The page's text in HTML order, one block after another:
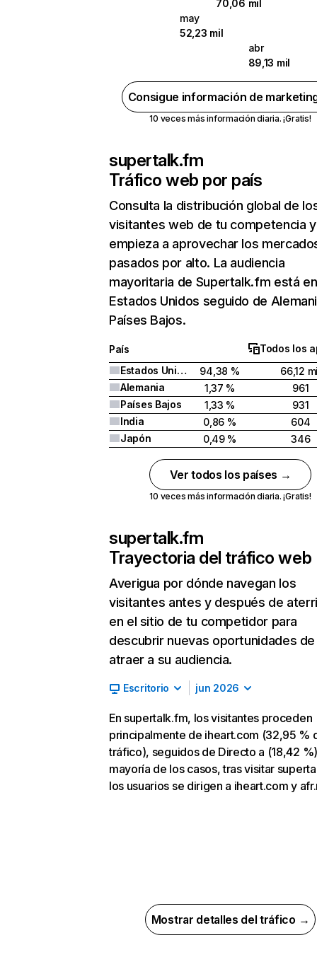
70,06 mil
may
52,23 mil
abr
89,13 mil
Consigue información de
10 veces más información diaria. ¡Gratis!
supertalk.fm
Tráfico web por país
Consulta la distribución global de
visitantes web de tu competencia y
empieza a aprovechar los
pasados por alto. La audiencia
mayoritaria de Supertalk.fm está en
Estados Unidos seguido de
Países Bajos.
País
Todos los
Estados Unidos
94,38 %
66,12
Alemania
1,37 %
961
Países Bajos
1,33 %
931
India
0,86 %
604
Japón
0,49 % 346
Ver todos los países →
10 veces más información diaria. ¡Gratis!
supertalk.fm
Trayectoria del tráfico web
Averigua por dónde navegan los
visitantes antes y después de
en el sitio de tu competidor para
descubrir nuevas oportunidades de
atraer a su audiencia.
Escritorio jun 2026
En supertalk.fm, los visitantes proceden
principalmente de iheart.com (32,95 %
tráfico), seguidos de Directo a (18,42
mayoría de los casos, tras visitar
los usuarios se dirigen a iheart.com y
Mostrar detalles del tráfico →